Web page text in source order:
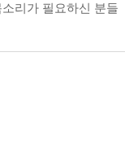
리가 필요하신 분들